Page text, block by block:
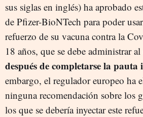
sus siglas en inglés) ha aprobado
de Pfizer-BioNTech para poder
refuerzo de su vacuna contra la
18 años, que se debe administrar
después de completarse la pauta
embargo, el regulador europeo ha
ninguna recomendación sobre los
los que se debería inyectar este